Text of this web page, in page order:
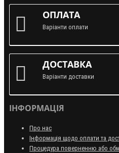
ОПЛАТА
Варіанти оплати
ДОСТАВКА
Варіанти доставки
ІНФОРМАЦІЯ
Про нас
Інформація щодо оплати та
Процедура поверненню або